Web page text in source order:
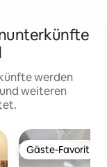
werden
weiteren
Gäste-Favorit
Gäste-Favorit